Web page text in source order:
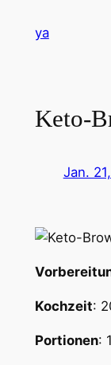
Inhaltya
Keto-
Jan.
Kochzeit:
Portionen: